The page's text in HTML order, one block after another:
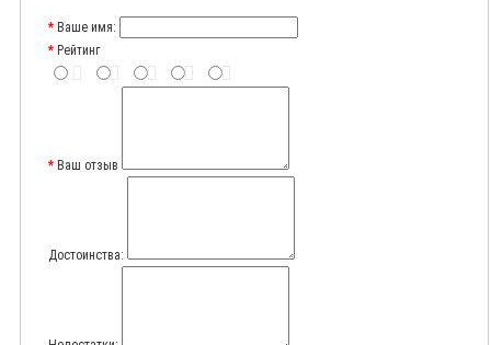
Ваше имя:
Рейтинг
Ваш отзыв
Достоинства: